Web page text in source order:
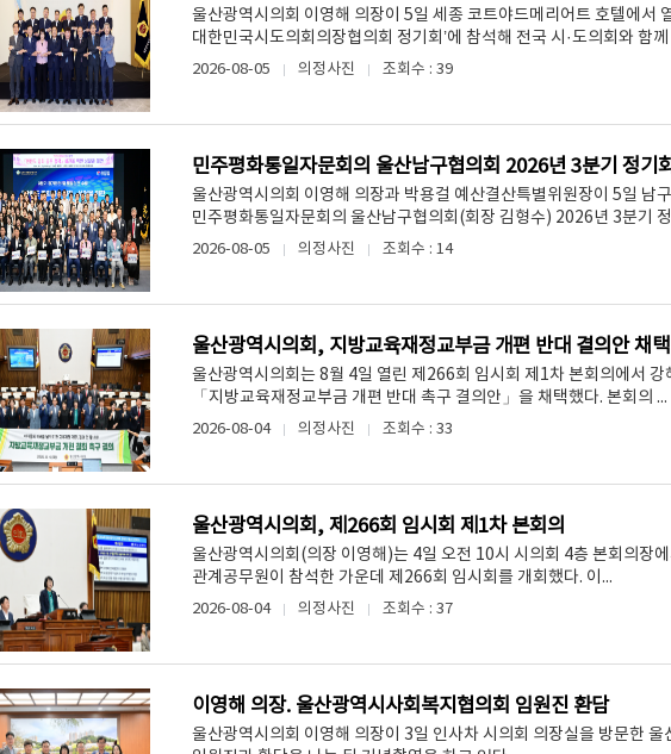
울산광역시의회 이영해 의장이 5일 세종 코트야드메리어트 호텔에서
대한민국시도의회의장협의회 정기회’에 참석해 전국 시·도의회와 함
2026-08-05 의정사진 조회수 : 39
민주평화통일자문회의 울산남구협의회 2026년 3분기 정기
울산광역시의회 이영해 의장과 박용걸 예산결산특별위원장이 5일 남
민주평화통일자문회의 울산남구협의회(회장 김형수) 2026년 3분기
2026-08-05 의정사진 조회수 : 14
울산광역시의회, 지방교육재정교부금 개편 반대 결의안 채택
울산광역시의회는 8월 4일 열린 제266회 임시회 제1차 본회의에서
「지방교육재정교부금 개편 반대 촉구 결의안」을 채택했다. 본회의 ...
2026-08-04 의정사진 조회수 : 33
울산광역시의회, 제266회 임시회 제1차 본회의
울산광역시의회(의장 이영해)는 4일 오전 10시 시의회 4층 본회의장
관계공무원이 참석한 가운데 제266회 임시회를 개회했다. 이...
2026-08-04 의정사진 조회수 : 37
이영해 의장. 울산광역시사회복지협의회 임원진 환담
울산광역시의회 이영해 의장이 3일 인사차 시의회 의장실을 방문한